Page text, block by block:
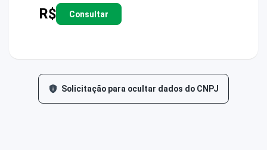
R$ Consultar
Solicitação para ocultar dados do CNPJ